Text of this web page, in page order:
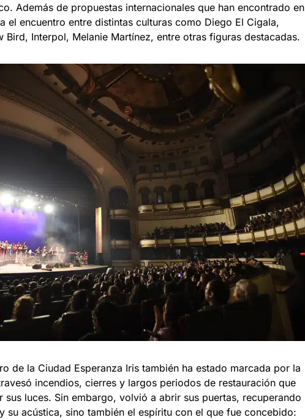
Además de propuestas internacionales que han encontrado en
el encuentro entre distintas culturas como Diego El Cigala,
Bird, Interpol, Melanie Martínez, entre otras figuras destacadas.
de la Ciudad Esperanza Iris también ha estado marcada por la
incendios, cierres y largos periodos de restauración que
sus luces. Sin embargo, volvió a abrir sus puertas, recuperando
su acústica, sino también el espíritu con el que fue concebido: